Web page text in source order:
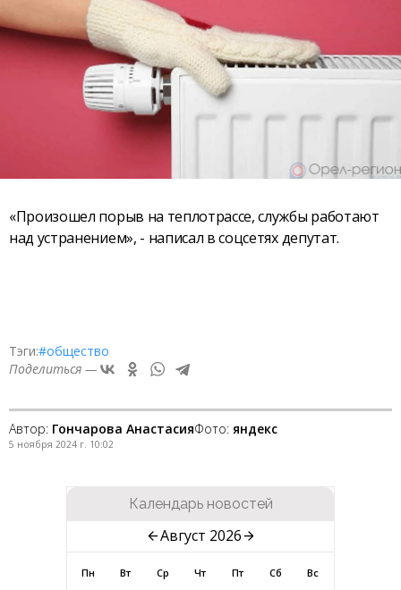
«Произошел порыв на теплотрассе, службы работают
над устранением», - написал в соцсетях депутат.
Тэги:#общество
Поделиться —
Автор: Гончарова АнастасияФото: яндекс
5 ноября 2024 г. 10:02
Календарь новостей
Август 2026
Пн Вт Ср Чт Пт Сб Вс